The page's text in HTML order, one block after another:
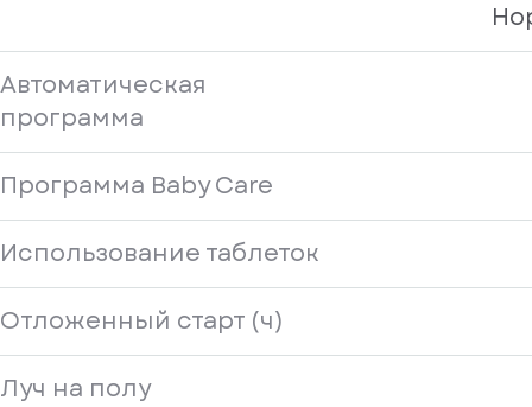
Автоматическая
программа
Программа Baby Care
Использование таблеток
Отложенный старт (ч)
Луч на полу